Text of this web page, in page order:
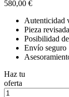
580,00 €
Autenticidad
Pieza
Posibilidad
Envío seguro
Haz tu
oferta